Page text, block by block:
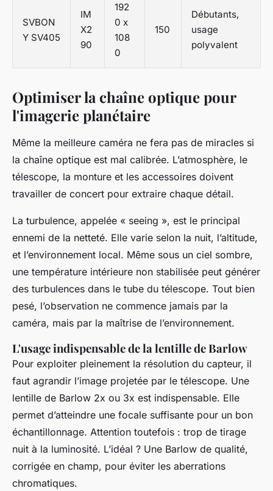
SVBON
Y SV405
IM
X2
90
192
0 x
108
0
150
Débutants,
usage
polyvalent
Optimiser la chaîne optique pour
l'imagerie planétaire
Même la meilleure caméra ne fera pas de miracles si
la chaîne optique est mal calibrée. L’atmosphère, le
télescope, la monture et les accessoires doivent
travailler de concert pour extraire chaque détail.
La turbulence, appelée « seeing », est le principal
ennemi de la netteté. Elle varie selon la nuit, l’altitude,
et l’environnement local. Même sous un ciel sombre,
une température intérieure non stabilisée peut générer
des turbulences dans le tube du télescope. Tout bien
pesé, l’observation ne commence jamais par la
caméra, mais par la maîtrise de l’environnement.
L'usage indispensable de la lentille de Barlow
Pour exploiter pleinement la résolution du capteur, il
faut agrandir l’image projetée par le télescope. Une
lentille de Barlow 2x ou 3x est indispensable. Elle
permet d’atteindre une focale suffisante pour un bon
échantillonnage. Attention toutefois : trop de tirage
nuit à la luminosité. L’idéal ? Une Barlow de qualité,
corrigée en champ, pour éviter les aberrations
chromatiques.